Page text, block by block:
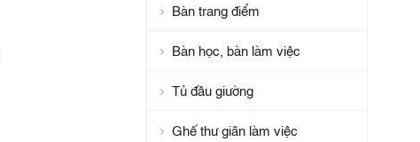
Bàn trang điểm
Bàn học, bàn làm việc
Tủ đầu giường
Ghế thư giãn làm việc